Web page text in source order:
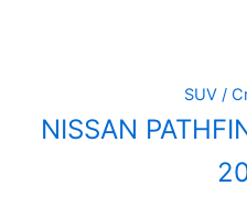
SUV /
NISSAN